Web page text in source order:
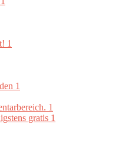
1
1
1
gratis 1